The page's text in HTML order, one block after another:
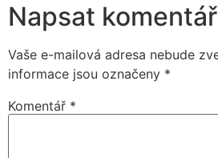
Napsat komentář
Vaše e-mailová adresa nebude
informace jsou označeny *
Komentář *